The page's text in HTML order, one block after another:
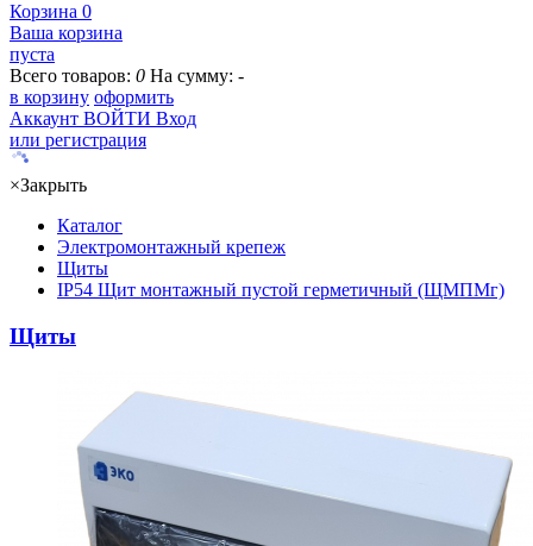
Корзина 0
Ваша корзина
пуста
Всего товаров: 0 На сумму: -
в корзину оформить
Аккаунт ВОЙТИ Вход
или регистрация
×Закрыть
Каталог
Электромонтажный крепеж
Щиты
IP54 Щит монтажный пустой герметичный (ЩМПМг)
Щиты